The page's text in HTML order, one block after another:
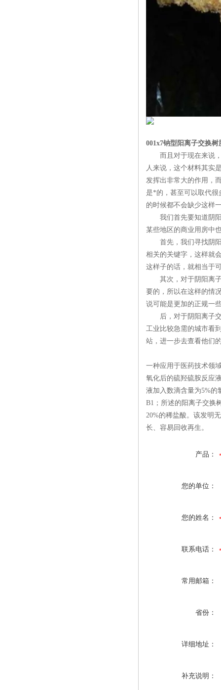
001x7钠型阳离子交换
而且对于现在来说
人来说，这个材料其实
发挥出非常大的作用，
是*的，甚至可以取代很
的时候都不会缺少这样
我们首先要知道阴阳
某些地区的商业用房中
首先，我们寻找阴阳
相关的关键字，这样就
这样子的话，就相当于
其次，对于阴阳离子
要的，所以在这样的情
说可能是更加的正规一
后，对于阴阳离子交
工业比较急需的城市看
站，进一步去查看他们
一种应用于医药技术领
氧化后的硫羟硫胺反应
液加入数滴含量为5%的
B1；所述的阳离子交换
20%的稀盐酸。该发明
长、容易回收再生。
产品：
您的单位：
您的姓名：
联系电话：
常用邮箱：
省份：
详细地址：
补充说明：